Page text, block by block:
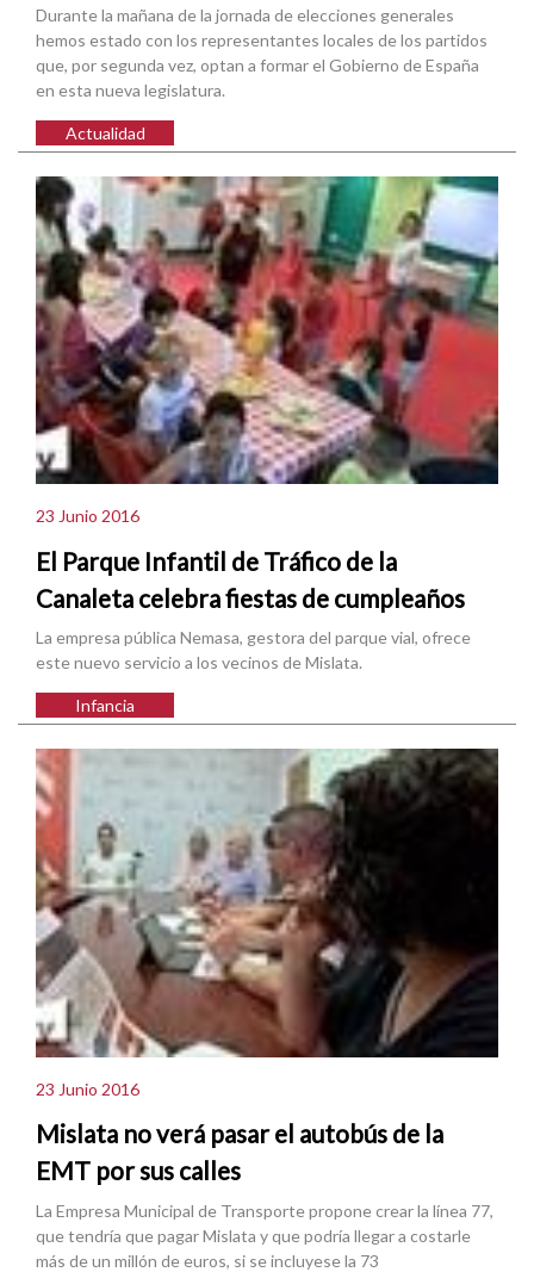
Durante la mañana de la jornada de elecciones generales
hemos estado con los representantes locales de los partidos
que, por segunda vez, optan a formar el Gobierno de España
en esta nueva legislatura.
Actualidad
23 Junio 2016
El Parque Infantil de Tráfico de la
Canaleta celebra fiestas de cumpleaños
La empresa pública Nemasa, gestora del parque vial, ofrece
este nuevo servicio a los vecinos de Mislata.
Infancia
23 Junio 2016
Mislata no verá pasar el autobús de la
EMT por sus calles
La Empresa Municipal de Transporte propone crear la línea 77,
que tendría que pagar Mislata y que podría llegar a costarle
más de un millón de euros, si se incluyese la 73